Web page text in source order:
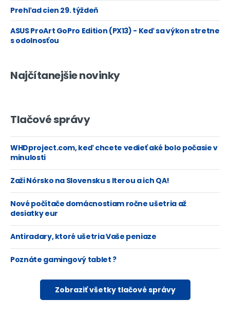
Prehľad cien 29. týždeň
ASUS ProArt GoPro Edition (PX13) - Keď sa výkon stretne
s odolnosťou
Najčítanejšie novinky
Tlačové správy
WHDproject.com, keď chcete vedieť aké bolo počasie v
minulosti
Zaži Nórsko na Slovensku s Iterou a ich QA!
Nové počítače domácnostiam ročne ušetria až
desiatky eur
Antiradary, ktoré ušetria Vaše peniaze
Poznáte gamingový tablet ?
Zobraziť všetky tlačové správy